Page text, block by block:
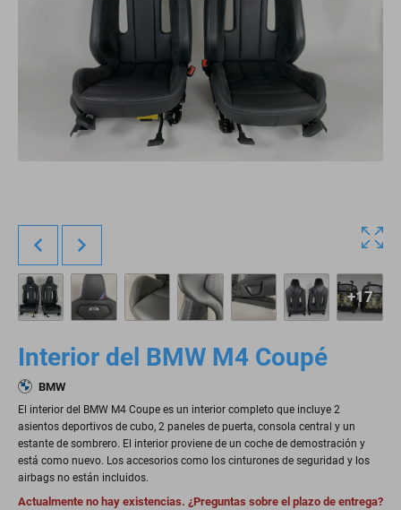
+17
Interior del BMW M4 Coupé
BMW
El interior del BMW M4 Coupe es un interior completo que incluye 2
asientos deportivos de cubo, 2 paneles de puerta, consola central y un
estante de sombrero. El interior proviene de un coche de demostración y
está como nuevo. Los accesorios como los cinturones de seguridad y los
airbags no están incluidos.
Actualmente no hay existencias. ¿Preguntas sobre el plazo de entrega?